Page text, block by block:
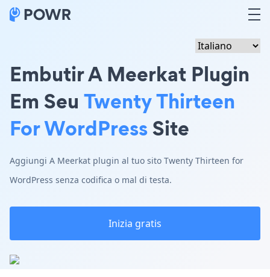
Embutir A Meerkat Plugin
Em Seu Twenty Thirteen
For WordPressSite
Aggiungi A Meerkat plugin al tuo sito Twenty Thirteen for
WordPress senza codifica o mal di testa.
Inizia gratis